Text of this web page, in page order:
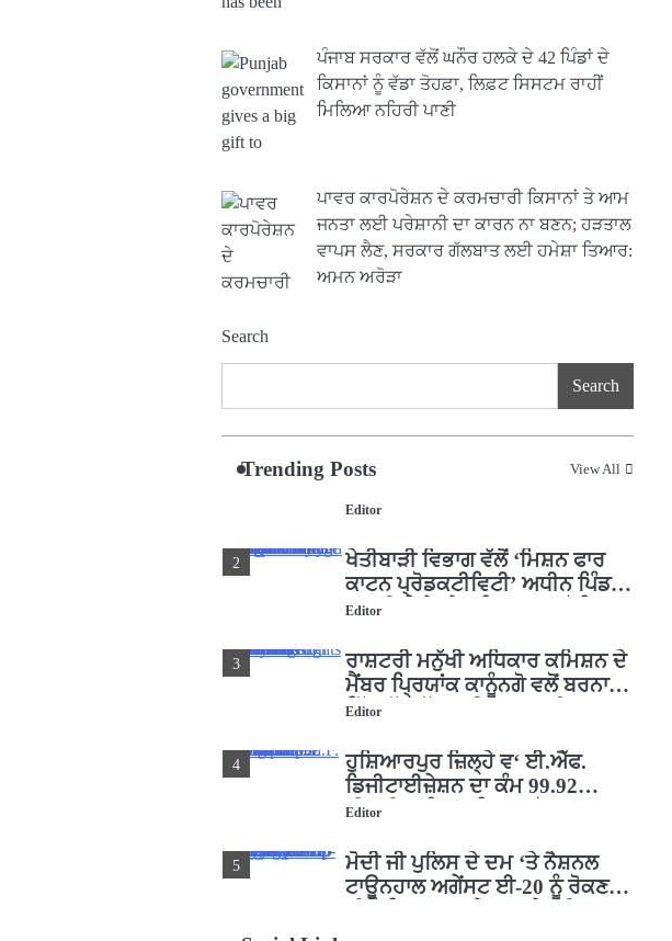
ਪੰਜਾਬ ਸਰਕਾਰ ਵੱਲੋਂ ਘਨੌਰ ਹਲਕੇ ਦੇ 42 ਪਿੰਡਾਂ ਦੇ
ਕਿਸਾਨਾਂ ਨੂੰ ਵੱਡਾ ਤੋਹਫ਼ਾ, ਲਿਫ਼ਟ ਸਿਸਟਮ ਰਾਹੀਂ
ਮਿਲਿਆ ਨਹਿਰੀ ਪਾਣੀ
ਪਾਵਰ ਕਾਰਪੋਰੇਸ਼ਨ ਦੇ ਕਰਮਚਾਰੀ ਕਿਸਾਨਾਂ ਤੇ ਆਮ
ਜਨਤਾ ਲਈ ਪਰੇਸ਼ਾਨੀ ਦਾ ਕਾਰਨ ਨਾ ਬਣਨ; ਹੜਤਾਲ
ਵਾਪਸ ਲੈਣ, ਸਰਕਾਰ ਗੱਲਬਾਤ ਲਈ ਹਮੇਸ਼ਾ ਤਿਆਰ:
ਅਮਨ ਅਰੋੜਾ
Search
Search
Trending Posts View All
2
ਕਾਟਨ ਪ੍ਰੋਡਕਟੀਵਿਟੀ’ ਅਧੀਨ ਪਿੰਡ
ਬਧਾਈ ਵਿਖੇ ‘ਖੇਤ ਦਿਵਸ’ ਆਯੋਜਿਤ
3
ਵਿੱਚ ਵੱਖ-ਵੱਖ ਸਕੀਮਾਂ ਦਾ ਜਾਇਜ਼ਾ
Editor
4
ਹੁਸ਼ਿਆਰਪੁਰ ਜ਼ਿਲ੍ਹੇ ਵ‘ ਈ.ਐੱਫ.
ਡਿਜੀਟਾਈਜ਼ੇਸ਼ਨ ਦਾ ਕੰਮ 99.92
5
ਮੋਦੀ ਜੀ ਪੁਲਿਸ ਦੇ ਦਮ ‘ਤੇ ਨੈਸ਼ਨਲ
ਟਾਊਨਹਾਲ ਅਗੇਂਸਟ ਈ-20 ਨੂੰ ਰੋਕਣ
ਦੀ ਕੋਸ਼ਿਸ਼ ਕਰ ਰਹੇ ਹਨ- ਕੇਜਰੀਵਾਲ
Editor
1
ਸ੍ਰੀ ਗੁਰੂ ਰਵਿਦਾਸ ਜੀ ਦੇ ਜੀਵਨ ਤੇ
ਆਧਾਰਿਤ ਡਾਕੂਮੈਂਟਰੀ ਨੇ ਪਿੰਡਾਂ ਵਿੱਚ
ਜਗਾਈ ਜਾਗਰੂਕਤਾ
Editor
2
ਖੇਤੀਬਾੜੀ ਵਿਭਾਗ ਵੱਲੋਂ ‘ਮਿਸ਼ਨ ਫਾਰ
ਕਾਟਨ ਪ੍ਰੋਡਕਟੀਵਿਟੀ’ ਅਧੀਨ ਪਿੰਡ
ਬਧਾਈ ਵਿਖੇ ‘ਖੇਤ ਦਿਵਸ’ ਆਯੋਜਿਤ
Editor
3
ਰਾਸ਼ਟਰੀ ਮਨੁੱਖੀ ਅਧਿਕਾਰ ਕਮਿਸ਼ਨ ਦੇ
ਮੈਂਬਰ ਪ੍ਰਿਯਾਂਕ ਕਾਨੂੰਨਗੋ ਵਲੋਂ ਬਰਨਾਲਾ
ਵਿੱਚ ਵੱਖ-ਵੱਖ ਸਕੀਮਾਂ ਦਾ ਜਾਇਜ਼ਾ
Editor
4
ਹੁਸ਼ਿਆਰਪੁਰ ਜ਼ਿਲ੍ਹੇ ਵ‘ ਈ.ਐੱਫ.
ਡਿਜੀਟਾਈਜ਼ੇਸ਼ਨ ਦਾ ਕੰਮ 99.92
ਫੀਸਦੀ ਮੁਕੰਮਲ: ਜ਼ਿਲ੍ਹਾ ਚੋਣ ਅਫ਼ਸਰ
Editor
5
ਮੋਦੀ ਜੀ ਪੁਲਿਸ ਦੇ ਦਮ ‘ਤੇ ਨੈਸ਼ਨਲ
ਟਾਊਨਹਾਲ ਅਗੇਂਸਟ ਈ-20 ਨੂੰ ਰੋਕਣ